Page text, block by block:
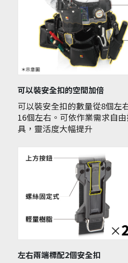
可以裝安全扣的空間加倍
可以裝安全扣的數量從8個左
16個左右。可依作業需求自
具，靈活度大幅提升
左右兩端標配2個安全扣